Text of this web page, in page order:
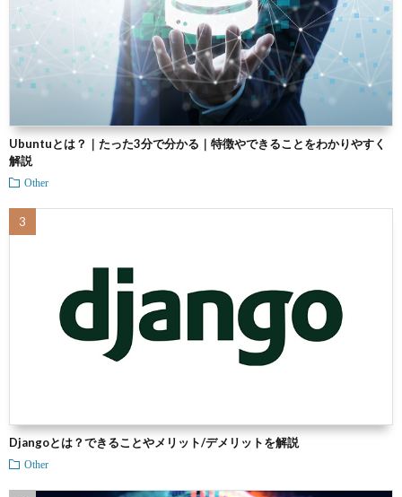
Ubuntuとは？｜たった3分で分かる｜特徴やできることをわかりやすく
解説
Other
Djangoとは？できることやメリット/デメリットを解説
Other